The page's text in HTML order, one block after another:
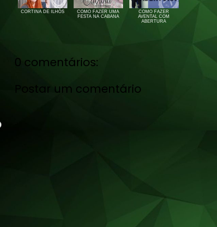
CORTINA DE ILHÓS
COMO FAZER UMA
FESTA NA CABANA
COMO FAZER
AVENTAL COM
ABERTURA
0 comentários:
Postar um comentário